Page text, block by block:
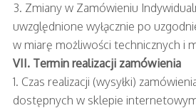
3. Zmiany w Zamówieniu
uwzględnione wyłącznie po
w miarę możliwości technicznych i
VII. Termin realizacji zamówienia
1. Czas realizacji (wysyłki)
dostępnych w sklepie